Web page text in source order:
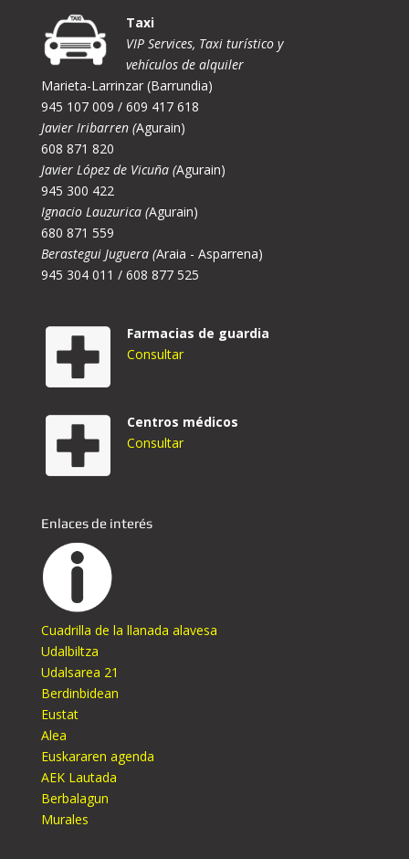
Taxi
VIP Services, Taxi turístico y
vehículos de alquiler
Marieta-Larrinzar (Barrundia)
945 107 009 / 609 417 618
Javier Iribarren (Agurain)
608 871 820
Javier López de Vicuña (Agurain)
945 300 422
Ignacio Lauzurica (Agurain)
680 871 559
Berastegui Juguera (Araia - Asparrena)
945 304 011 / 608 877 525
Farmacias de guardia
Consultar
Centros médicos
Consultar
Enlaces de interés
Cuadrilla de la llanada alavesa
Udalbiltza
Udalsarea 21
Berdinbidean
Eustat
Alea
Euskararen agenda
AEK Lautada
Berbalagun
Murales